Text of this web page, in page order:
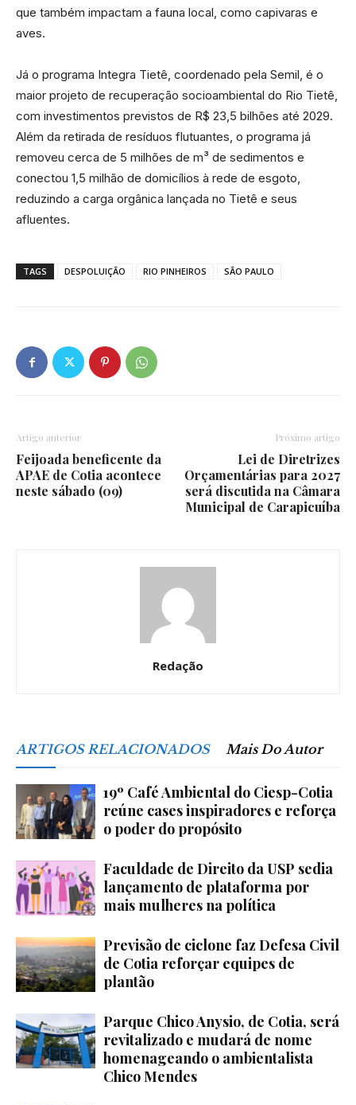
que também impactam a fauna local, como capivaras e
aves.
Já o programa Integra Tietê, coordenado pela Semil, é o
maior projeto de recuperação socioambiental do Rio Tietê,
com investimentos previstos de R$ 23,5 bilhões até 2029.
Além da retirada de resíduos flutuantes, o programa já
removeu cerca de 5 milhões de m³ de sedimentos e
conectou 1,5 milhão de domicílios à rede de esgoto,
reduzindo a carga orgânica lançada no Tietê e seus
afluentes.
TAGS DESPOLUIÇÃO RIO PINHEIROS SÃO PAULO
Artigo anterior
Feijoada beneficente da
APAE de Cotia acontece
neste sábado (09)
Próximo artigo
Lei de Diretrizes
Orçamentárias para 2027
será discutida na Câmara
Municipal de Carapicuíba
Redação
ARTIGOS RELACIONADOS Mais Do Autor
19º Café Ambiental do Ciesp-Cotia
reúne cases inspiradores e reforça
o poder do propósito
Faculdade de Direito da USP sedia
lançamento de plataforma por
mais mulheres na política
Previsão de ciclone faz Defesa Civil
de Cotia reforçar equipes de
plantão
Parque Chico Anysio, de Cotia, será
revitalizado e mudará de nome
homenageando o ambientalista
Chico Mendes